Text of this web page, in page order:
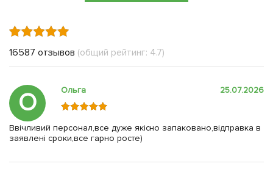
16587 отзывов (общий рейтинг: 4.7)
О Ольга 25.07.2026
Ввічливий персонал,все дуже якісно запаковано,відправка в
заявлені сроки,все гарно росте)